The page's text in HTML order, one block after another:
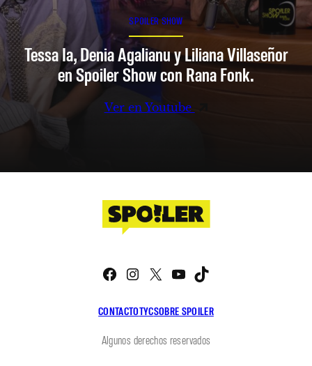
SPOILER SHOW
Tessa Ia, Denia Agalianu y Liliana Villaseñor
en Spoiler Show con Rana Fonk.
Ver en Youtube
CONTACTOTYCSOBRE SPOILER
Facebook
Instagram
X YouTube
Algunos derechos reservados